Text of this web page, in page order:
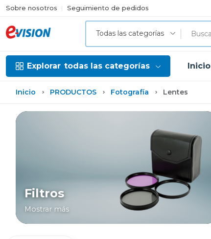
Sobre nosotros Seguimiento de pedidos
Todas las categorías
Explorar todas las categorías Inicio
Inicio PRODUCTOS Fotografía Lentes
Filtros
Mostrar más